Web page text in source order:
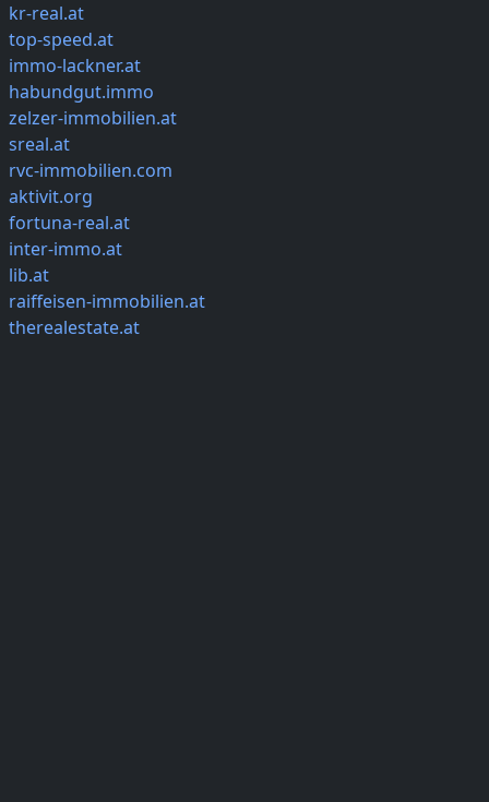
kr-real.at
top-speed.at
immo-lackner.at
habundgut.immo
zelzer-immobilien.at
sreal.at
rvc-immobilien.com
aktivit.org
fortuna-real.at
inter-immo.at
lib.at
raiffeisen-immobilien.at
therealestate.at